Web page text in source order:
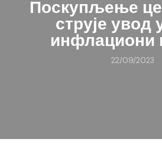
Поскупљење
струје увод
инфлациони
22/09/2023